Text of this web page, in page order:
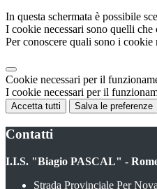
In questa schermata è possibile
I cookie necessari sono quelli
Per conoscere quali sono i
Cookie necessari per il
I cookie necessari per il
Accetta tutti Salva le preferenze
Contatti
I.I.S. "Biagio PASCAL" -
Strada Provinciale Per